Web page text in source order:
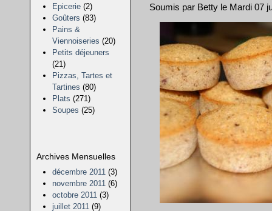
Epicerie (2)
Goûters (83)
Pains &
Viennoiseries (20)
Petits déjeuners
(21)
Pizzas, Tartes et
Tartines (80)
Plats (271)
Soupes (25)
Archives Mensuelles
décembre 2011 (3)
novembre 2011 (6)
octobre 2011 (3)
juillet 2011 (9)
Soumis par Betty le Mardi 07